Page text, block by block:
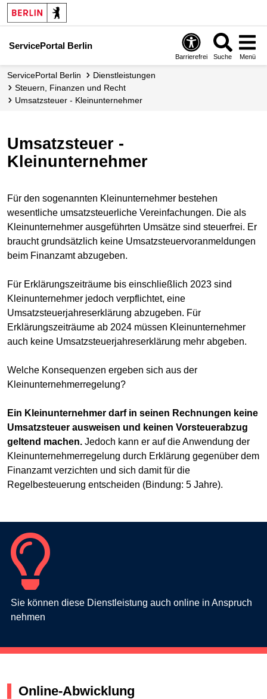
ServicePortal Berlin
Barrierefrei Suche Menü
ServicePortal Berlin
Dienstleistungen
Steuern, Finanzen und Recht
Umsatzsteuer - Kleinunternehmer
Umsatzsteuer -
Kleinunternehmer
Für den sogenannten Kleinunternehmer bestehen
wesentliche umsatzsteuerliche Vereinfachungen. Die als
Kleinunternehmer ausgeführten Umsätze sind steuerfrei. Er
braucht grundsätzlich keine Umsatzsteuervoranmeldungen
beim Finanzamt abzugeben.
Für Erklärungszeiträume bis einschließlich 2023 sind
Kleinunternehmer jedoch verpflichtet, eine
Umsatzsteuerjahreserklärung abzugeben. Für
Erklärungszeiträume ab 2024 müssen Kleinunternehmer
auch keine Umsatzsteuerjahreserklärung mehr abgeben.
Welche Konsequenzen ergeben sich aus der
Kleinunternehmerregelung?
Ein Kleinunternehmer darf in seinen Rechnungen keine
Umsatzsteuer ausweisen und keinen Vorsteuerabzug
geltend machen. Jedoch kann er auf die Anwendung der
Kleinunternehmerregelung durch Erklärung gegenüber dem
Finanzamt verzichten und sich damit für die
Regelbesteuerung entscheiden (Bindung: 5 Jahre).
Sie können diese Dienstleistung auch online in Anspruch
nehmen
Online-Abwicklung